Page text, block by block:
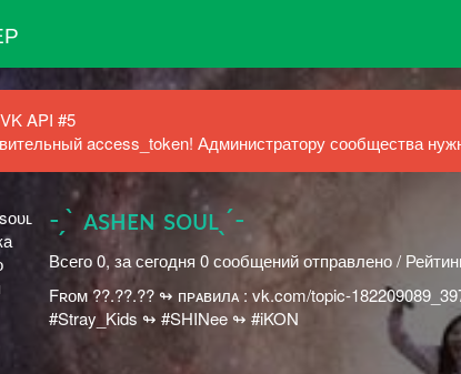
API #5
access_token! Администратору сообщества
- ̗ ̀ ᴀsʜᴇɴ sᴏᴜʟ ̖ ́-
Всего 0, за сегодня 0 сообщений отправлено /
Fʀᴏᴍ ??.??.?? ㅤㅤ↬ пᴘᴀʙилᴀ : vk.com/topic-
#Stray_Kids ㅤㅤ↬ #SHINee ㅤㅤ↬ #iKON